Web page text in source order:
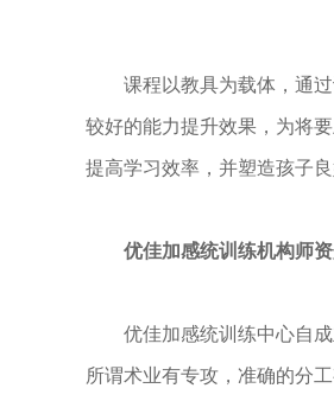
课程以教具为载体，通过
较好的能力提升效果，为将
提高学习效率，并塑造孩子
优佳加感统训练机构师
优佳加感统训练中心自成
所谓术业有专攻，准确的分